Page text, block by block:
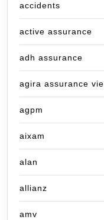
accidents
active assurance
adh assurance
agira assurance vie
agpm
aixam
alan
allianz
amv